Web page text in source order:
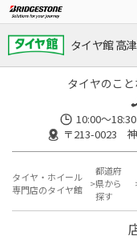
タイヤ館 高津
タイヤのこ
10:00～
〒213-0023
タイヤ・ホイール
専門店のタイヤ館
都道府
県から
探す